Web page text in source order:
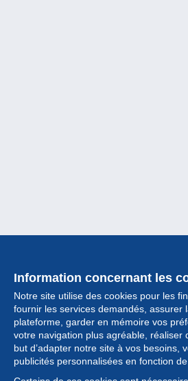
Information concernant les
Notre site utilise des cookies pour les
fournir les services demandés, assurer
plateforme, garder en mémoire vos
votre navigation plus agréable, réaliser
but d’adapter notre site à vos besoins,
publicités personnalisées en fonction de
Collection